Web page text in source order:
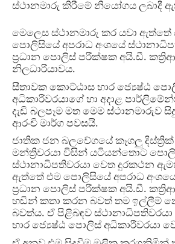
ස්ථානමාරු කිරීමේ නියෝගය ලබාදී
මෙලෙස ස්ථානමාරු කර යවා
පොලිසියේ අපරාධ අංශයේ
ප්‍රධාන පොලිස් පරීක්ෂක අයි.ඩී.
නිලධාරියාවය.
සීතාවක කොට්ඨාස භාර ජ්‍යෙෂ්ඨ
අධිකාරීවරයාගේ හා අදාළ
දැඩි බලපෑම මත මෙම ස්ථානමාරුව
ආරංචි මාර්ග පවසයි.
ජාතික ජන බලවේගයේ කෑගලු
මන්ත්‍රිවරයා විසින් යටියන්තොට
ස්ථානාධිපතිවරයා වෙත දුරකථන
ඇත්තේ එම පොලිසියේ අපරාධ
ප්‍රධාන පොලිස් පරීක්ෂක අයි.ඩී.
හඬින් කතා කරන බවත් තම ඉල්ලීම්
බවත්ය. ඒ පිළිබඳව
භාර ජ්‍යෙෂ්ඨ පොලිස් අධිකාරීවරයා